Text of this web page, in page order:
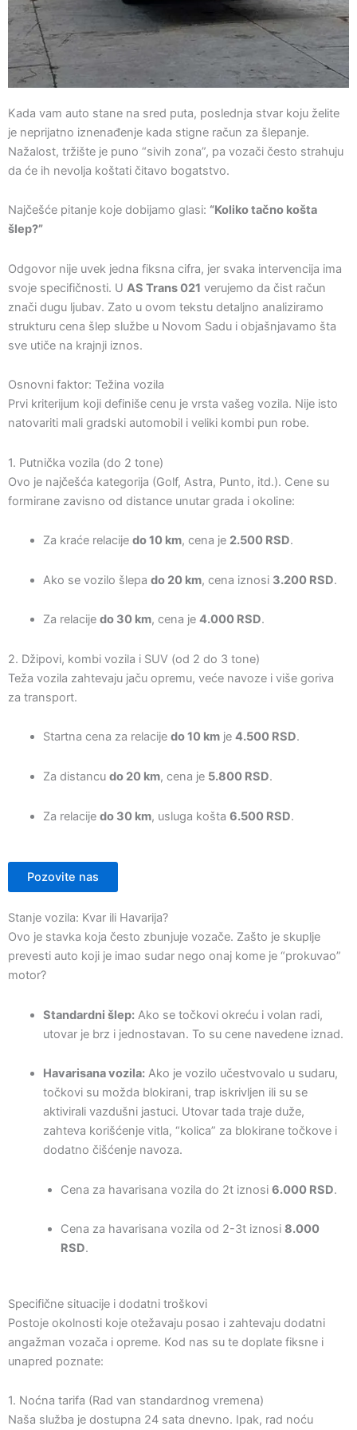
Kada vam auto stane na sred puta, poslednja stvar koju želite
je neprijatno iznenađenje kada stigne račun za šlepanje.
Nažalost, tržište je puno “sivih zona”, pa vozači često strahuju
da će ih nevolja koštati čitavo bogatstvo.
Najčešće pitanje koje dobijamo glasi: “Koliko tačno košta
šlep?”
Odgovor nije uvek jedna fiksna cifra, jer svaka intervencija ima
svoje specifičnosti. U AS Trans 021 verujemo da čist račun
znači dugu ljubav. Zato u ovom tekstu detaljno analiziramo
strukturu cena šlep službe u Novom Sadu i objašnjavamo šta
sve utiče na krajnji iznos.
Osnovni faktor: Težina vozila
Prvi kriterijum koji definiše cenu je vrsta vašeg vozila. Nije isto
natovariti mali gradski automobil i veliki kombi pun robe.
1. Putnička vozila (do 2 tone)
Ovo je najčešća kategorija (Golf, Astra, Punto, itd.). Cene su
formirane zavisno od distance unutar grada i okoline:
Za kraće relacije do 10 km, cena je 2.500 RSD.
Ako se vozilo šlepa do 20 km, cena iznosi 3.200 RSD.
Za relacije do 30 km, cena je 4.000 RSD.
2. Džipovi, kombi vozila i SUV (od 2 do 3 tone)
Teža vozila zahtevaju jaču opremu, veće navoze i više goriva
za transport.
Startna cena za relacije do 10 kmje 4.500 RSD.
Za distancu do 20 km, cena je 5.800 RSD.
Za relacije do 30 km, usluga košta 6.500 RSD.
Pozovite nas
Stanje vozila: Kvar ili Havarija?
Ovo je stavka koja često zbunjuje vozače. Zašto je skuplje
prevesti auto koji je imao sudar nego onaj kome je “prokuvao”
motor?
Standardni šlep:Ako se točkovi okreću i volan radi,
utovar je brz i jednostavan. To su cene navedene iznad.
Havarisana vozila:Ako je vozilo učestvovalo u sudaru,
točkovi su možda blokirani, trap iskrivljen ili su se
aktivirali vazdušni jastuci. Utovar tada traje duže,
zahteva korišćenje vitla, “kolica” za blokirane točkove i
dodatno čišćenje navoza.
Cena za havarisana vozila do 2t iznosi 6.000 RSD.
Cena za havarisana vozila od 2-3t iznosi 8.000
RSD.
Specifične situacije i dodatni troškovi
Postoje okolnosti koje otežavaju posao i zahtevaju dodatni
angažman vozača i opreme. Kod nas su te doplate fiksne i
unapred poznate:
1. Noćna tarifa (Rad van standardnog vremena)
Naša služba je dostupna 24 sata dnevno. Ipak, rad noću